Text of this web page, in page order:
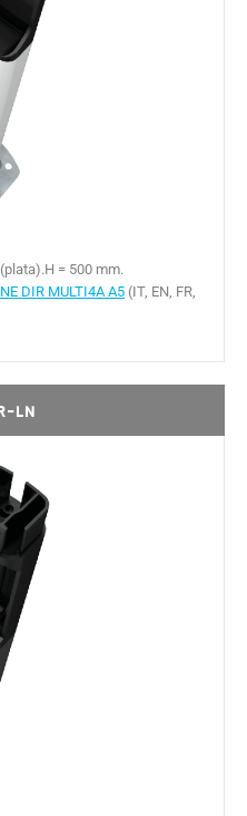
= 500 mm.
DIR MULTI4A A5 (IT, EN, FR,
LN